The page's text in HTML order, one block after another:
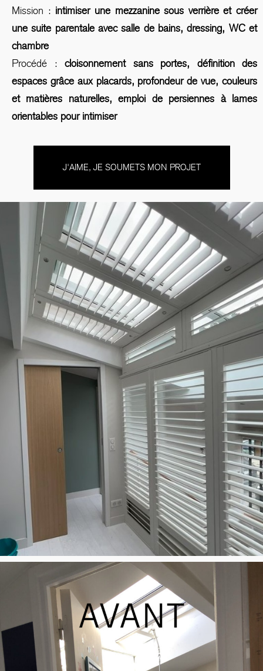
Mission : intimiser une mezzanine sous verrière et créer
une suite parentale avec salle de bains, dressing, WC et
chambre
Procédé : cloisonnement sans portes, définition des
espaces grâce aux placards, profondeur de vue, couleurs
et matières naturelles, emploi de persiennes à lames
orientables pour intimiser
J'AIME, JE SOUMETS MON PROJET